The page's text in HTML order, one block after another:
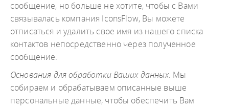
сообщение, но больше не хотите, чтобы с Вами
связывалась компания IconsFlow, Вы можете
отписаться и удалить свое имя из нашего списка
контактов непосредственно через полученное
сообщение.
Основания для обработки Ваших данных. Мы
собираем и обрабатываем описанные выше
персональные данные, чтобы обеспечить Вам